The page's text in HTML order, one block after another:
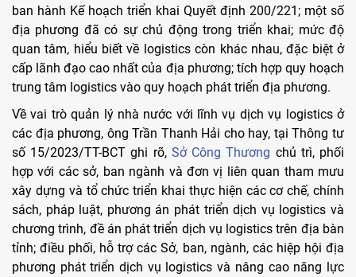
ban hành Kế hoạch triển khai Quyết định 200/221; một số
địa phương đã có sự chủ động trong triển khai; mức độ
quan tâm, hiểu biết về logistics còn khác nhau, đặc biệt ở
cấp lãnh đạo cao nhất của địa phương; tích hợp quy hoạch
trung tâm logistics vào quy hoạch phát triển địa phương.
Về vai trò quản lý nhà nước với lĩnh vụ dịch vụ logistics ở
các địa phương, ông Trần Thanh Hải cho hay, tại Thông tư
số 15/2023/TT-BCT ghi rõ, Sở Công Thương chủ trì, phối
hợp với các sở, ban ngành và đơn vị liên quan tham mưu
xây dựng và tổ chức triển khai thực hiện các cơ chế, chính
sách, pháp luật, phương án phát triển dịch vụ logistics và
chương trình, đề án phát triển dịch vụ logistics trên địa bàn
tỉnh; điều phối, hỗ trợ các Sở, ban, ngành, các hiệp hội địa
phương phát triển dịch vụ logistics và nâng cao năng lực